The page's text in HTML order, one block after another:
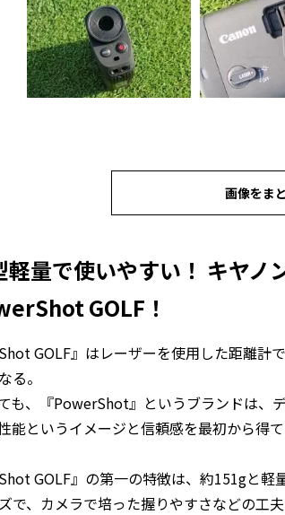
画像をま
軽量で使いやすい！ キヤノ
GOLF！
GOLF』はレーザーを使用した距離計
る。
も、『PowerShot』というブランドは、
能というイメージと信頼感を最初から得て
GOLF』の第一の特徴は、約151gと
で、カメラで培った握りやすさなどの工夫